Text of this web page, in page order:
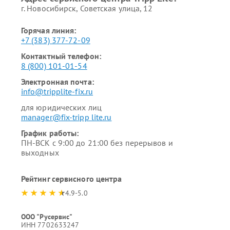
г. Новосибирск, Советская улица, 12
Горячая линия:
+7 (383) 377-72-09
Контактный телефон:
8 (800) 101-01-54
Электронная почта:
info@tripplite-fix.ru
для юридических лиц
manager@fix-tripp lite.ru
График работы:
ПН-ВСК с 9:00 до 21:00 без перерывов и
выходных
Рейтинг сервисного центра
4.9-5.0
ООО "Русервис"
ИНН 7702633247